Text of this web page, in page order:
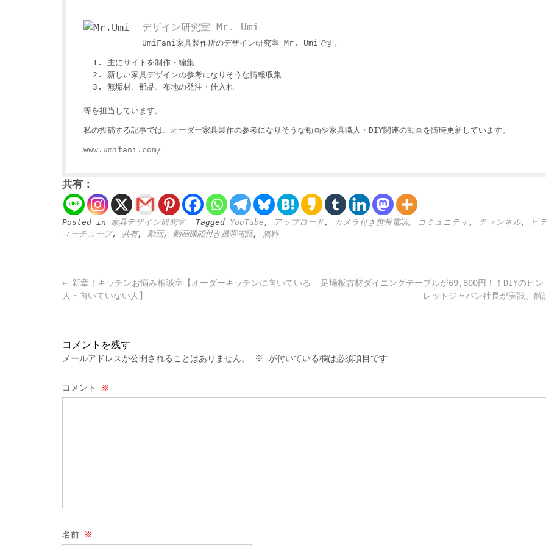
デザイン研究室 Mr. Umi
UmiFani家具製作所のデザイン研究室 Mr. Umiです。
主にサイトを制作・編集
新しい家具デザインの参考になりそうな情報収集
無垢材、部品、布地の発注・仕入れ
等を担当しています。
私の投稿する記事では、オーダー家具製作の参考になりそうな動画や家具職人・DIY関連の動画を随時更新しています。
www.umifani.com/
共有：
Posted in 家具デザイン研究室 Tagged YouTube , アップロード, カメラ付き携帯電話, コミュニティ , チャンネル,
ビ
ユーチューブ, 共有, 動画, 動画機能付き携帯電話, 無料
Post
navigation
足場板古材ダイニングテーブルが69,800円！！DIYのヒン
レットジャパン社長が実践、
← 新章！キッチンお悩み相談室【オーダーキッチンに向いている
人・向いていない人】
コメントを残す
メールアドレスが公開されることはありません。 ※ が付いている欄は必須項目です
コメント ※
名前 ※